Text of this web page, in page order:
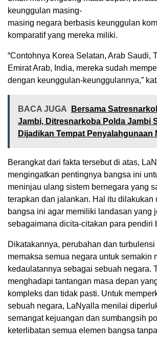
keunggulan masing-
masing negara berbasis keunggulan
komparatif yang mereka miliki.
“Contohnya Korea Selatan, Arab Saudi,
Emirat Arab, India, mereka sudah
dengan keunggulan-keunggulannya,”
BACA JUGA
Bersama
Jambi, Ditresnarkoba Polda Jambi
Dijadikan Tempat Penyalahgunaan
Berangkat dari fakta tersebut di atas,
mengingatkan pentingnya bangsa ini
meninjau ulang sistem bernegara yang
terapkan dan jalankan. Hal itu dilakukan
bangsa ini agar memiliki landasan yang
sebagaimana dicita-citakan para pendiri
Dikatakannya, perubahan dan
memaksa semua negara untuk semakin
kedaulatannya sebagai sebuah negara.
menghadapi tantangan masa depan
kompleks dan tidak pasti. Untuk
sebuah negara, LaNyalla menilai
semangat kejuangan dan sumbangsih
keterlibatan semua elemen bangsa